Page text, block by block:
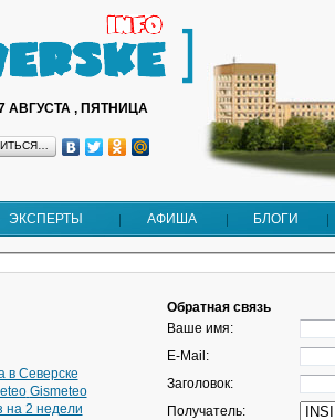
АВГУСТА , ПЯТНИЦА
ЭКСПЕРТЫ АФИША БЛОГИ
в Северске
Gismeteo
на 2 недели
Обратная связь
Ваше имя:
E-Mail:
Заголовок:
Получатель: